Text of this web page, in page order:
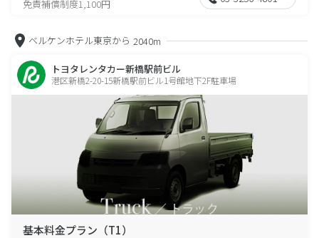
免責補償制度1,100円
ベルケンホテル東京から 2040m
トヨタレンタカー新橋駅前ビル
港区新橋2-20-15新橋駅前ビル1号館地下2F駐車場
基本料金プラン（T1）